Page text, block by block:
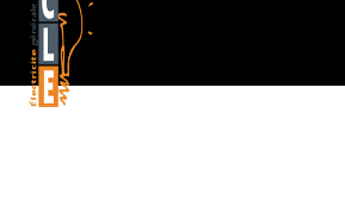
Panneau de gestion des cookies